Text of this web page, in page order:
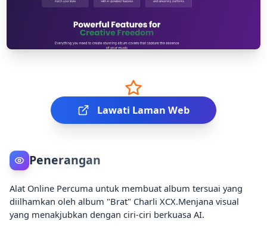
Lawati Laman Web
Penerangan
Alat Online Percuma untuk membuat album tersuai yang
diilhamkan oleh album "Brat" Charli XCX.Menjana visual
yang menakjubkan dengan ciri-ciri berkuasa AI.